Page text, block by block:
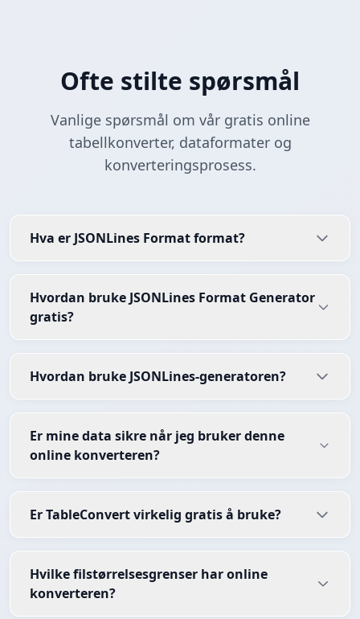
Ofte stilte spørsmål
Vanlige spørsmål om vår gratis online
tabellkonverter, dataformater og
konverteringsprosess.
Hva er JSONLines Format format?
Hvordan bruke JSONLines Format Generator
gratis?
Hvordan bruke JSONLines-generatoren?
Er mine data sikre når jeg bruker denne
online konverteren?
Er TableConvert virkelig gratis å bruke?
Hvilke filstørrelsesgrenser har online
konverteren?